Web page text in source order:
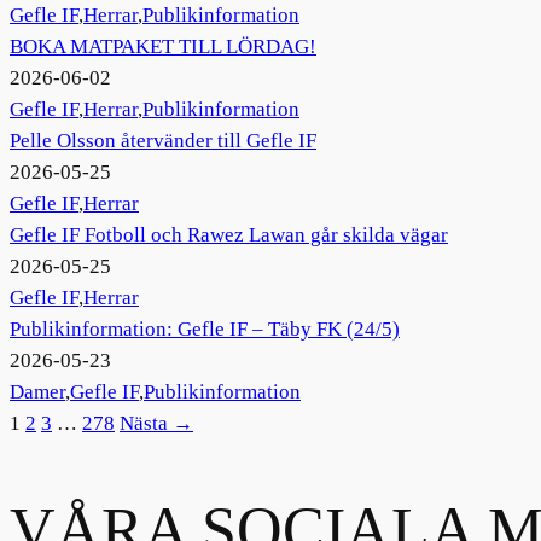
Gefle IF,Herrar,Publikinformation
BOKA MATPAKET TILL LÖRDAG!
2026-06-02
Gefle IF,Herrar,Publikinformation
Pelle Olsson återvänder till Gefle IF
2026-05-25
Gefle IF,Herrar
Gefle IF Fotboll och Rawez Lawan går skilda vägar
2026-05-25
Gefle IF,Herrar
Publikinformation: Gefle IF – Täby FK (24/5)
2026-05-23
Damer,Gefle IF,Publikinformation
1 2 3 … 278 Nästa →